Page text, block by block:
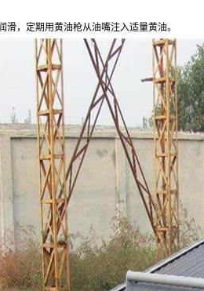
滑，定期用黄油枪从油嘴注入适量黄油。